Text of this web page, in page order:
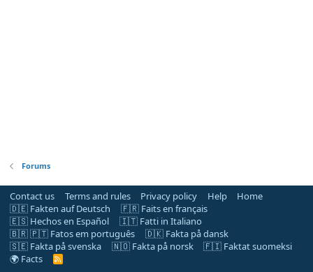
Forums
Contact us Terms and rules Privacy policy Help
Home
🇩🇪 Fakten auf Deutsch
🇫🇷 Faits en français
🇪🇸 Hechos en Español
🇮🇹 Fatti in Italiano
🇧🇷 🇵🇹 Fatos em português
🇩🇰 Fakta på dansk
🇸🇪 Fakta på svenska
🇳🇴 Fakta på norsk
🇫🇮 Faktat suomeksi
🌍 Facts
R